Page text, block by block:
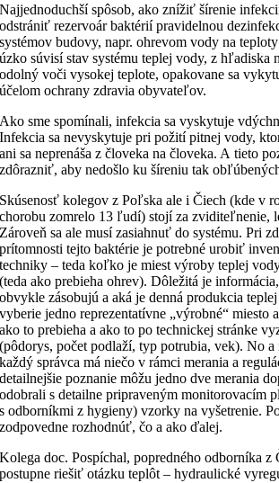
Najjednoduchší spôsob, ako znížiť šírenie
odstrániť rezervoár baktérií pravidelnou
systémov budovy, napr. ohrevom vody na
úzko súvisí stav systému teplej vody, z hľadiska
odolný voči vysokej teplote, opakovane sa
účelom ochrany zdravia obyvateľov.
Ako sme spomínali, infekcia sa vyskytuje
Infekcia sa nevyskytuje pri požití pitnej vody,
ani sa neprenáša z človeka na človeka. A tieto
zdôrazniť, aby nedošlo ku šíreniu tak
Skúsenosť kolegov z Poľska ale i Čiech (kde v
chorobu zomrelo 13 ľudí) stojí za zviditeľnenie,
Zároveň sa ale musí zasiahnuť do systému. Pri
prítomnosti tejto baktérie je potrebné urobiť
techniky – teda koľko je miest výroby teplej
(teda ako prebieha ohrev). Dôležitá je
obvykle zásobujú a aká je denná produkcia
vyberie jedno reprezentatívne „výrobné“ miesto
ako to prebieha a ako to po technickej stránke
(pôdorys, počet podlaží, typ potrubia, vek). No
každý správca má niečo v rámci merania a
detailnejšie poznanie môžu jedno dve merania
odobrali s detailne pripraveným monitorovacím
s odborníkmi z hygieny) vzorky na vyšetrenie.
zodpovedne rozhodnúť, čo a ako ďalej.
Kolega doc. Pospíchal, popredného odborníka z
postupne riešiť otázku teplôt – hydraulické